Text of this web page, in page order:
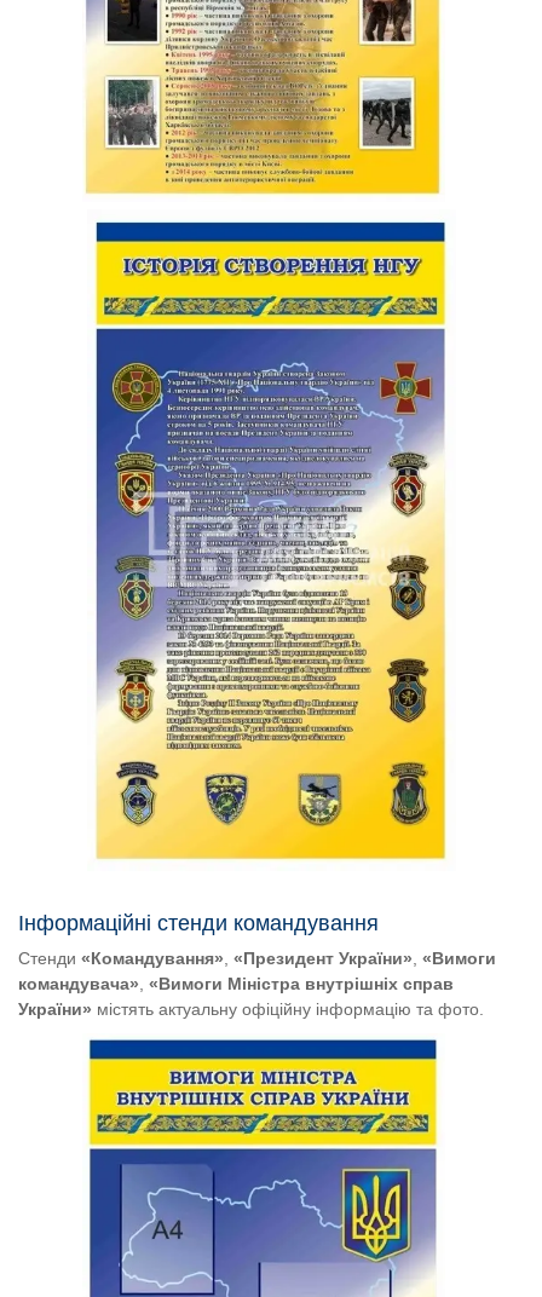
Інформаційні стенди командування
Стенди «Командування», «Президент України», «Вимоги
командувача», «Вимоги Міністра внутрішніх справ
України» містять актуальну офіційну інформацію та фото.